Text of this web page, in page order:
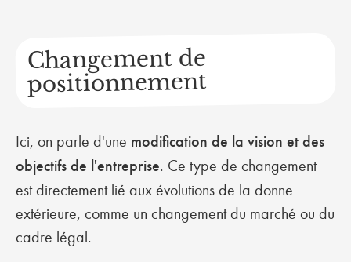
Changement de
positionnement
Ici, on parle d'une modification de la vision et des
objectifs de l'entreprise. Ce type de changement
est directement lié aux évolutions de la donne
extérieure, comme un changement du marché ou du
cadre légal.